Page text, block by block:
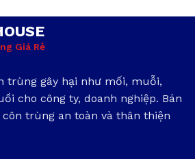
Giá Rẻ
trùng gây hại như mối, muỗi,
cho công ty, doanh nghiệp. Bán
trùng an toàn và thân thiện